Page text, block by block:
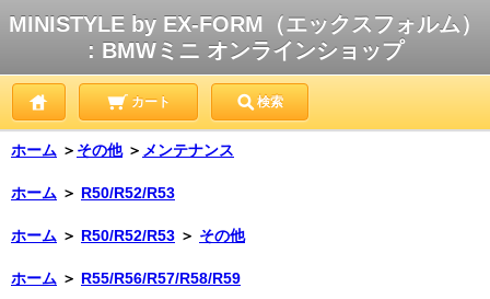
MINISTYLE by EX-FORM（エックスフォルム）
: BMWミニ オンラインショップ
カート 検索
ホーム ＞ その他 ＞ メンテナンス
ホーム ＞ R50/R52/R53
ホーム ＞ R50/R52/R53 ＞ その他
ホーム ＞ R55/R56/R57/R58/R59